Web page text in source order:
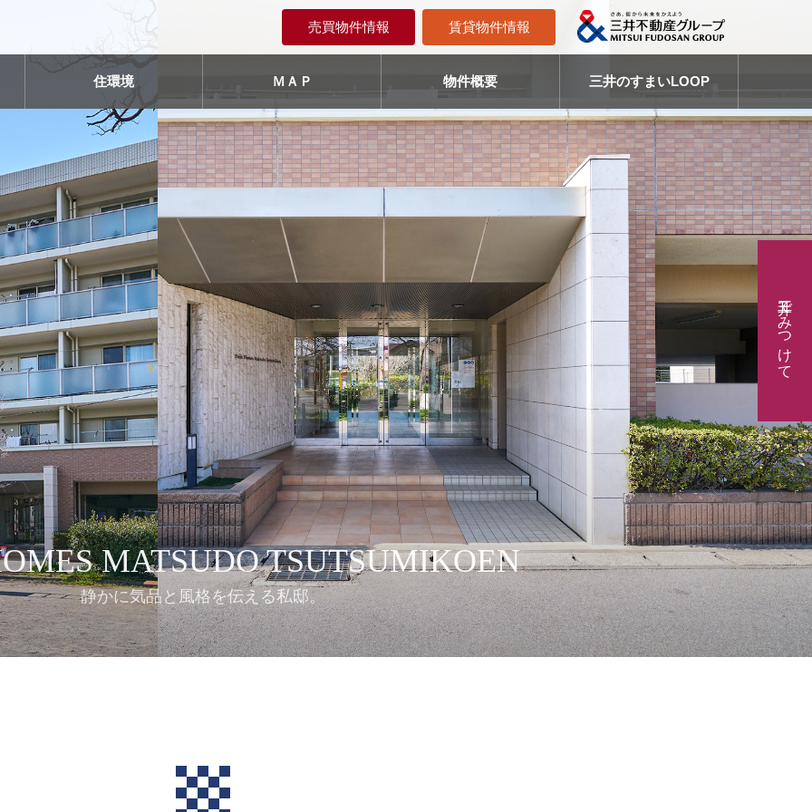
売買物件情報 賃貸物件情報
住環境 ＭＡＰ 物件概要 三井のすまいLOOP
MATSUDO TSUTSUMIKOEN
静かに気品と風格を伝える私邸。
三井でみつけて